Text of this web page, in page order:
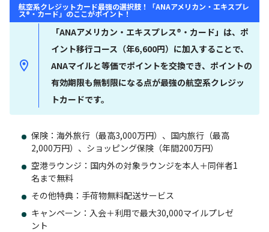
航空系クレジットカード最強の選択肢！「ANAアメリカン・エキスプレ
ス®・カード」のここがポイント！
「ANAアメリカン・エキスプレス®・カード」は、ポ
イント移行コース（年6,600円）に加入することで、
ANAマイルと等価でポイントを交換でき、ポイントの
有効期限も無制限になる点が最強の航空系クレジッ
トカードです。
保険：海外旅行（最高3,000万円）、国内旅行（最高
2,000万円）、ショッピング保険（年間200万円）
空港ラウンジ：国内外の対象ラウンジを本人＋同伴者1
名まで無料
その他特典：手荷物無料配送サービス
キャンペーン：入会＋利用で最大30,000マイルプレゼ
ント